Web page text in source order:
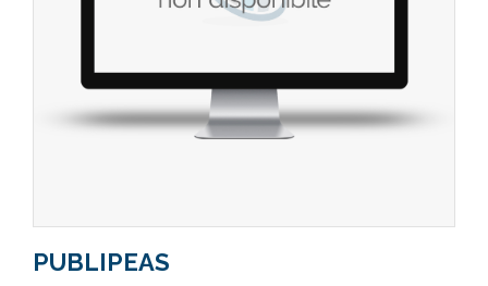
PUBLIPEAS